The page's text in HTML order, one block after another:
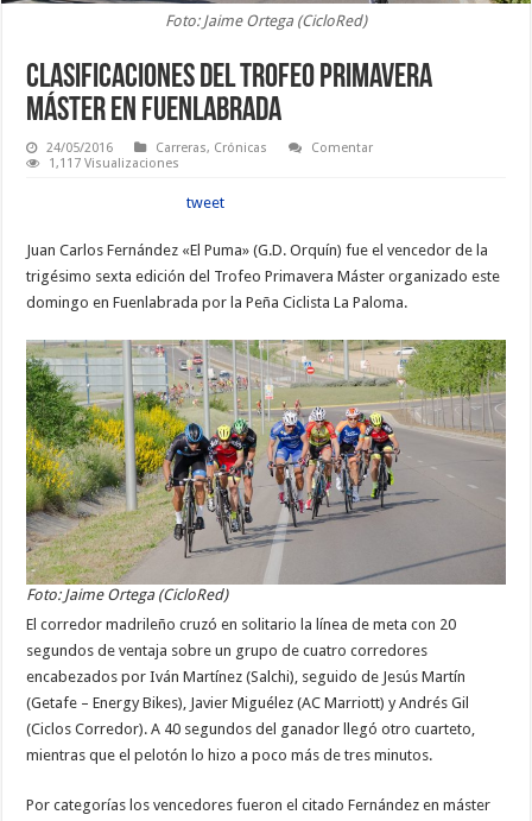
Foto: Jaime Ortega (CicloRed)
Clasificaciones del Trofeo Primavera
Máster en Fuenlabrada
24/05/2016 Carreras, Crónicas
Comentar
1,117 Visualizaciones
tweet
Juan Carlos Fernández «El Puma» (G.D. Orquín) fue el vencedor de la
trigésimo sexta edición del Trofeo Primavera Máster organizado este
domingo en Fuenlabrada por la Peña Ciclista La Paloma.
Foto: Jaime Ortega (CicloRed)
El corredor madrileño cruzó en solitario la línea de meta con 20
segundos de ventaja sobre un grupo de cuatro corredores
encabezados por Iván Martínez (Salchi), seguido de Jesús Martín
(Getafe – Energy Bikes), Javier Miguélez (AC Marriott) y Andrés Gil
(Ciclos Corredor). A 40 segundos del ganador llegó otro cuarteto,
mientras que el pelotón lo hizo a poco más de tres minutos.
Por categorías los vencedores fueron el citado Fernández en máster